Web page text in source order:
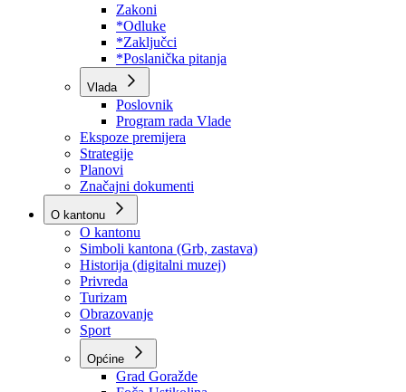
Poslovnik
Program rada Skupštine
Budžet 2026
Zakoni
*Odluke
*Zaključci
*Poslanička pitanja
Vlada
Poslovnik
Program rada Vlade
Ekspoze premijera
Strategije
Planovi
Značajni dokumenti
O kantonu
O kantonu
Simboli kantona (Grb, zastava)
Historija (digitalni muzej)
Privreda
Turizam
Obrazovanje
Sport